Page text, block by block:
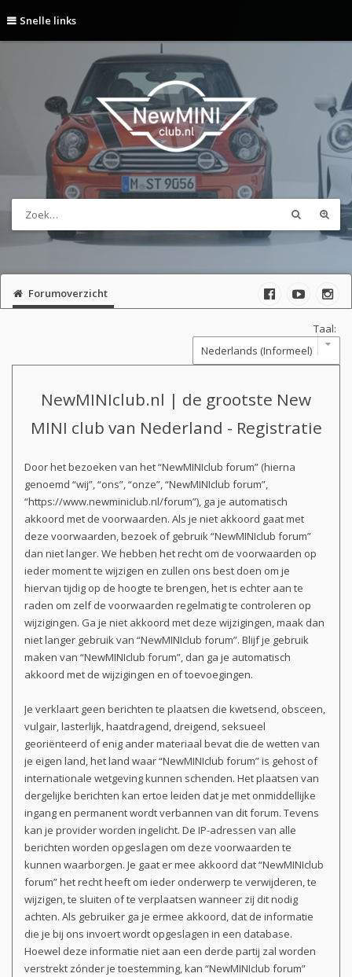
Snelle links
Forumoverzicht
Taal:
NewMINIclub.nl | de grootste New
MINI club van Nederland - Registratie
Door het bezoeken van het “NewMINIclub forum” (hierna
genoemd “wij”, “ons”, “onze”, “NewMINIclub forum”,
“https://www.newminiclub.nl/forum”), ga je automatisch
akkoord met de voorwaarden. Als je niet akkoord gaat met
deze voorwaarden, bezoek of gebruik “NewMINIclub forum”
dan niet langer. We hebben het recht om de voorwaarden op
ieder moment te wijzigen en zullen ons best doen om je
hiervan tijdig op de hoogte te brengen, het is echter aan te
raden om zelf de voorwaarden regelmatig te controleren op
wijzigingen. Ga je niet akkoord met deze wijzigingen, maak dan
niet langer gebruik van “NewMINIclub forum”. Blijf je gebruik
maken van “NewMINIclub forum”, dan ga je automatisch
akkoord met de wijzigingen en of toevoegingen.
Je verklaart geen berichten te plaatsen die kwetsend, obsceen,
vulgair, lasterlijk, haatdragend, dreigend, seksueel
georiënteerd of enig ander materiaal bevat die de wetten van
je eigen land, het land waar “NewMINIclub forum” is gehost of
internationale wetgeving kunnen schenden. Het plaatsen van
dergelijke berichten kan ertoe leiden dat je met onmiddellijke
ingang en permanent wordt verbannen van dit forum. Tevens
kan je provider worden ingelicht. De IP-adressen van alle
berichten worden opgeslagen om deze voorwaarden te
kunnen waarborgen. Je gaat er mee akkoord dat “NewMINIclub
forum” het recht heeft om ieder onderwerp te verwijderen, te
wijzigen, te sluiten of te verplaatsen wanneer zij dit nodig
achten. Als gebruiker ga je ermee akkoord, dat de informatie
die je bij ons invoert wordt opgeslagen in een database.
Hoewel deze informatie niet aan een derde partij zal worden
verstrekt zónder je toestemming, kan “NewMINIclub forum”